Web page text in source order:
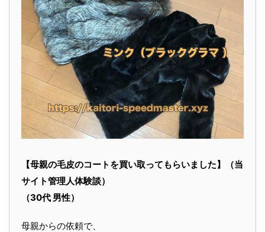
【母親の毛皮のコートを買い取ってもらいました】（当
サイト管理人体験談）
（30代 男性）
母親からの依頼で、